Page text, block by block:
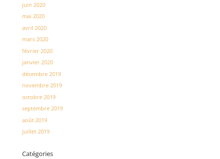
juin 2020
mai 2020
avril 2020
mars 2020
février 2020
janvier 2020
décembre 2019
novembre 2019
octobre 2019
septembre 2019
août 2019
juillet 2019
Catégories